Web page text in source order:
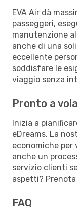
EVA Air dà
passeggeri,
manutenzione
anche di una
eccellente
soddisfare le
viaggio senza
Pronto a
Inizia a
eDreams. La
economiche per
anche un
servizio clienti
aspetti? Prenota
FAQ